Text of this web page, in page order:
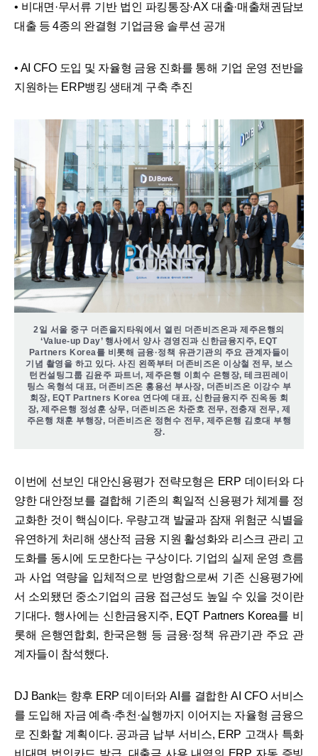
• 비대면·무서류 기반 법인 파킹통장·AX 대출·매출채권담보
대출 등 4종의 완결형 기업금융 솔루션 공개
• AI CFO 도입 및 자율형 금융 진화를 통해 기업 운영 전반을
지원하는 ERP뱅킹 생태계 구축 추진
2일 서울 중구 더존을지타워에서 열린 더존비즈온과 제주은행의
‘Value-up Day’ 행사에서 양사 경영진과 신한금융지주, EQT
Partners Korea를 비롯해 금융·정책 유관기관의 주요 관계자들이
기념 촬영을 하고 있다. 사진 왼쪽부터 더존비즈온 이상철 전무, 보스
턴컨설팅그룹 김윤주 파트너, 제주은행 이희수 은행장, 테크핀레이
팅스 옥형석 대표, 더존비즈온 홍용선 부사장, 더존비즈온 이강수 부
회장, EQT Partners Korea 연다예 대표, 신한금융지주 진옥동 회
장, 제주은행 정성훈 상무, 더존비즈온 차준호 전무, 전충재 전무, 제
주은행 채훈 부행장, 더존비즈온 정현수 전무, 제주은행 김호대 부행
장.
이번에 선보인 대안신용평가 전략모형은 ERP 데이터와 다
양한 대안정보를 결합해 기존의 획일적 신용평가 체계를 정
교화한 것이 핵심이다. 우량고객 발굴과 잠재 위험군 식별을
유연하게 처리해 생산적 금융 지원 활성화와 리스크 관리 고
도화를 동시에 도모한다는 구상이다. 기업의 실제 운영 흐름
과 사업 역량을 입체적으로 반영함으로써 기존 신용평가에
서 소외됐던 중소기업의 금융 접근성도 높일 수 있을 것이란
기대다. 행사에는 신한금융지주, EQT Partners Korea를 비
롯해 은행연합회, 한국은행 등 금융·정책 유관기관 주요 관
계자들이 참석했다.
DJ Bank는 향후 ERP 데이터와 AI를 결합한 AI CFO 서비스
를 도입해 자금 예측·추천·실행까지 이어지는 자율형 금융으
로 진화할 계획이다. 공과금 납부 서비스, ERP 고객사 특화
비대면 법인카드 발급, 대출금 사용 내역의 ERP 자동 증빙